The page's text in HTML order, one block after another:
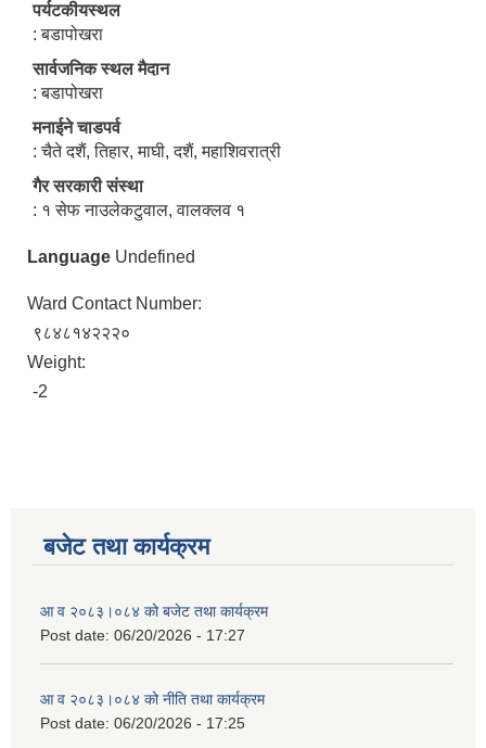
पर्यटकीयस्थल
: बडापोखरा
सार्वजनिक स्थल मैदान
: बडापोखरा
मनाईने चाडपर्व
: चैते दशैं, तिहार, माघी, दशैं, महाशिवरात्री
गैर सरकारी संस्था
: १ सेफ नाउलेकटुवाल, वालक्लव १
Language Undefined
Ward Contact Number:
९८४८१४२२२०
Weight:
-2
बजेट तथा कार्यक्रम
आ व २०८३।०८४ को बजेट तथा कार्यक्रम
Post date: 06/20/2026 - 17:27
आ व २०८३।०८४ को नीति तथा कार्यक्रम
Post date: 06/20/2026 - 17:25